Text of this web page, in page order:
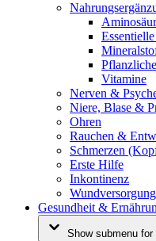
Vitamine
Nerven &
Niere, Blase &
Ohren
Rauchen &
Schmerzen
Erste Hilfe
Inkontinenz
Wundversorgung
Gesundheit &
Show submenu